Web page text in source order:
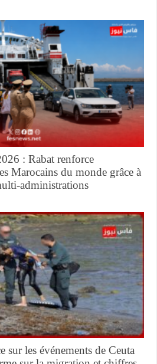
: Rabat renforce
Marocains du monde grâce à
administrations
sur les événements de Ceuta